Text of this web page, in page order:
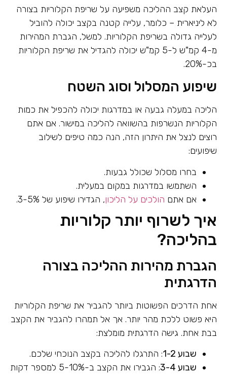
העלאת קצב ההליכה משפיעה על שריפת הקלוריות בצורה
לא ליניארית – כלומר, עלייה קטנה בקצב יכולה להוביל
לעלייה גדולה בשריפת הקלוריות. למשל, הגברת המהירות
מ-4 קמ"ש ל-5 קמ"ש יכולה להגדיל את שריפת הקלוריות
בכ-20%.
שיפוע המסלול וסוג השטח
הליכה במעלה גבעה או במדרגות יכולה להכפיל את כמות
הקלוריות הנשרפות בהשוואה להליכה במישור. אם אתם
רוצים לנצל את היתרון הזה, הנה כמה טיפים לשילוב
שיפועים:
בחרו מסלול שכולל גבעות.
השתמשו במדרגות במקום במעלית.
אם אתם הולכים על הליכון, הגדירו שיפוע של 3-5%.
איך לשרוף יותר קלוריות
בהליכה?
הגברת מהירות ההליכה בצורה
הדרגתית
אחת הדרכים הפשוטות ביותר להגביר את שריפת הקלוריות
היא פשוט ללכת מהר יותר. אך אל תמהרו להגביר את הקצב
בבת אחת. גישה הדרגתית מומלצת:
שבוע 1-2
: התרגלו להליכה בקצב הנוכחי שלכם.
שבוע 3-4
: הגבירו את הקצב ב-5-10% למספר דקות